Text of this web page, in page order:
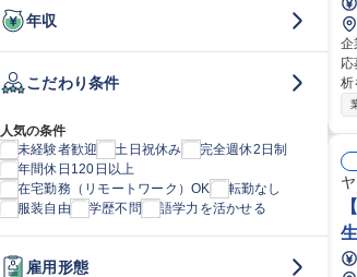
年収
こだわり条件
人気の条件
未経験者歓迎
土日祝休み
完全週休2日制
年間休日120日以上
在宅勤務（リモートワーク）OK
転勤なし
服装自由
学歴不問 語学力を活かせる
雇用形態
企業名
応募歓迎！】 仕事
析
いただき
カ